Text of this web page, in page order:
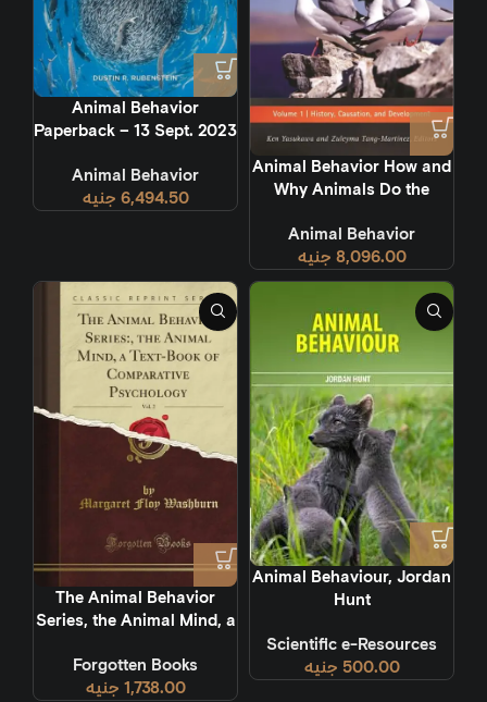
Animal Behavior How and
Why Animals Do the
volumes]
Animal Behavior
8,096.00 جنيه
Animal Behavior
Paperback – 13 Sept. 2023
Animal Behavior
6,494.50 جنيه
Animal Behaviour, Jordan
Hunt‏
Scientific e-Resources
500.00 جنيه
The Animal Behavior
Series, the Animal Mind, a
logy, Vol. 2 (Classic
Reprint
Forgotten Books
1,738.00 جنيه